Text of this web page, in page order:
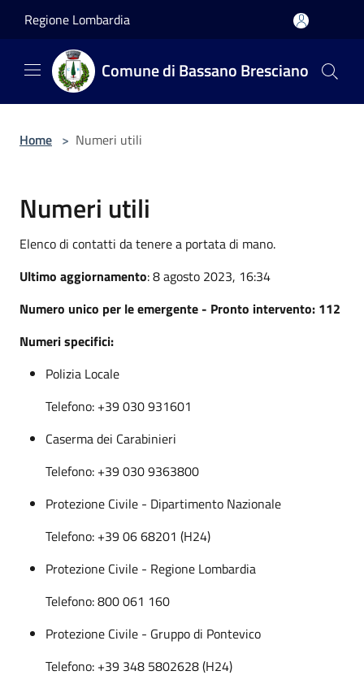
Regione Lombardia
Comune di Bassano Bresciano
Home > Numeri utili
Numeri utili
Elenco di contatti da tenere a portata di mano.
Ultimo aggiornamento: 8 agosto 2023, 16:34
Numero unico per le emergente - Pronto intervento: 112
Numeri specifici:
Polizia Locale
Telefono: +39 030 931601
Caserma dei Carabinieri
Telefono: +39 030 9363800
Protezione Civile - Dipartimento Nazionale
Telefono: +39 06 68201 (H24)
Protezione Civile - Regione Lombardia
Telefono: 800 061 160
Protezione Civile - Gruppo di Pontevico
Telefono: +39 348 5802628 (H24)